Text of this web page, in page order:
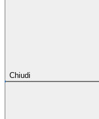
Chiudi